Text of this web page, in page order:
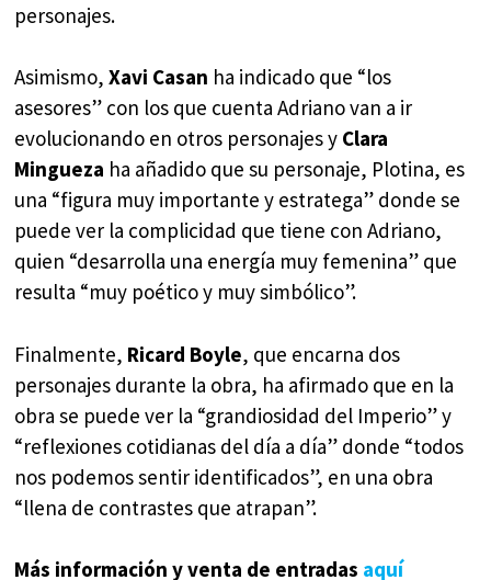
personajes.
Asimismo,Xavi Casan ha indicado que “los
asesores” con los que cuenta Adriano van a ir
evolucionando en otros personajes y Clara
Mingueza ha añadido que su personaje, Plotina, es
una “figura muy importante y estratega” donde se
puede ver la complicidad que tiene con Adriano,
quien “desarrolla una energía muy femenina” que
resulta “muy poético y muy simbólico”.
Finalmente, Ricard Boyle, que encarna dos
personajes durante la obra, ha afirmado que en la
obra se puede ver la “grandiosidad del Imperio” y
“reflexiones cotidianas del día a día” donde “todos
nos podemos sentir identificados”, en una obra
“llena de contrastes que atrapan”.
Más información y venta de entradas aquí